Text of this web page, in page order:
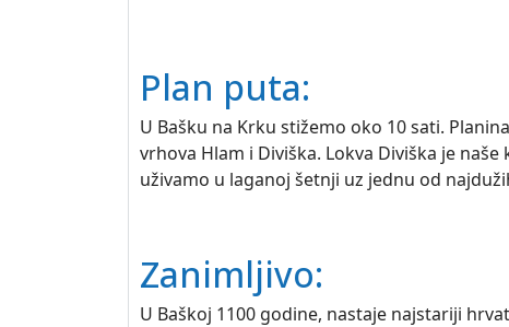
Plan puta:
U Bašku na Krku stižemo oko 10 sati.
vrhova Hlam i Diviška. Lokva Diviška je
uživamo u laganoj šetnji uz jednu od
Zanimljivo:
U Baškoj 1100 godine, nastaje najstariji